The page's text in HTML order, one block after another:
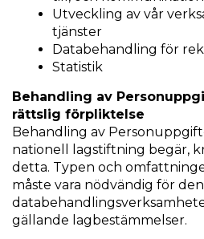
Utveckling av vår
tjänster
Databehandling för
Statistik
Behandling av
rättslig förpliktelse
Behandling av
nationell lagstiftning begär,
detta. Typen och
måste vara nödvändig för
gällande lagbestämmelser.